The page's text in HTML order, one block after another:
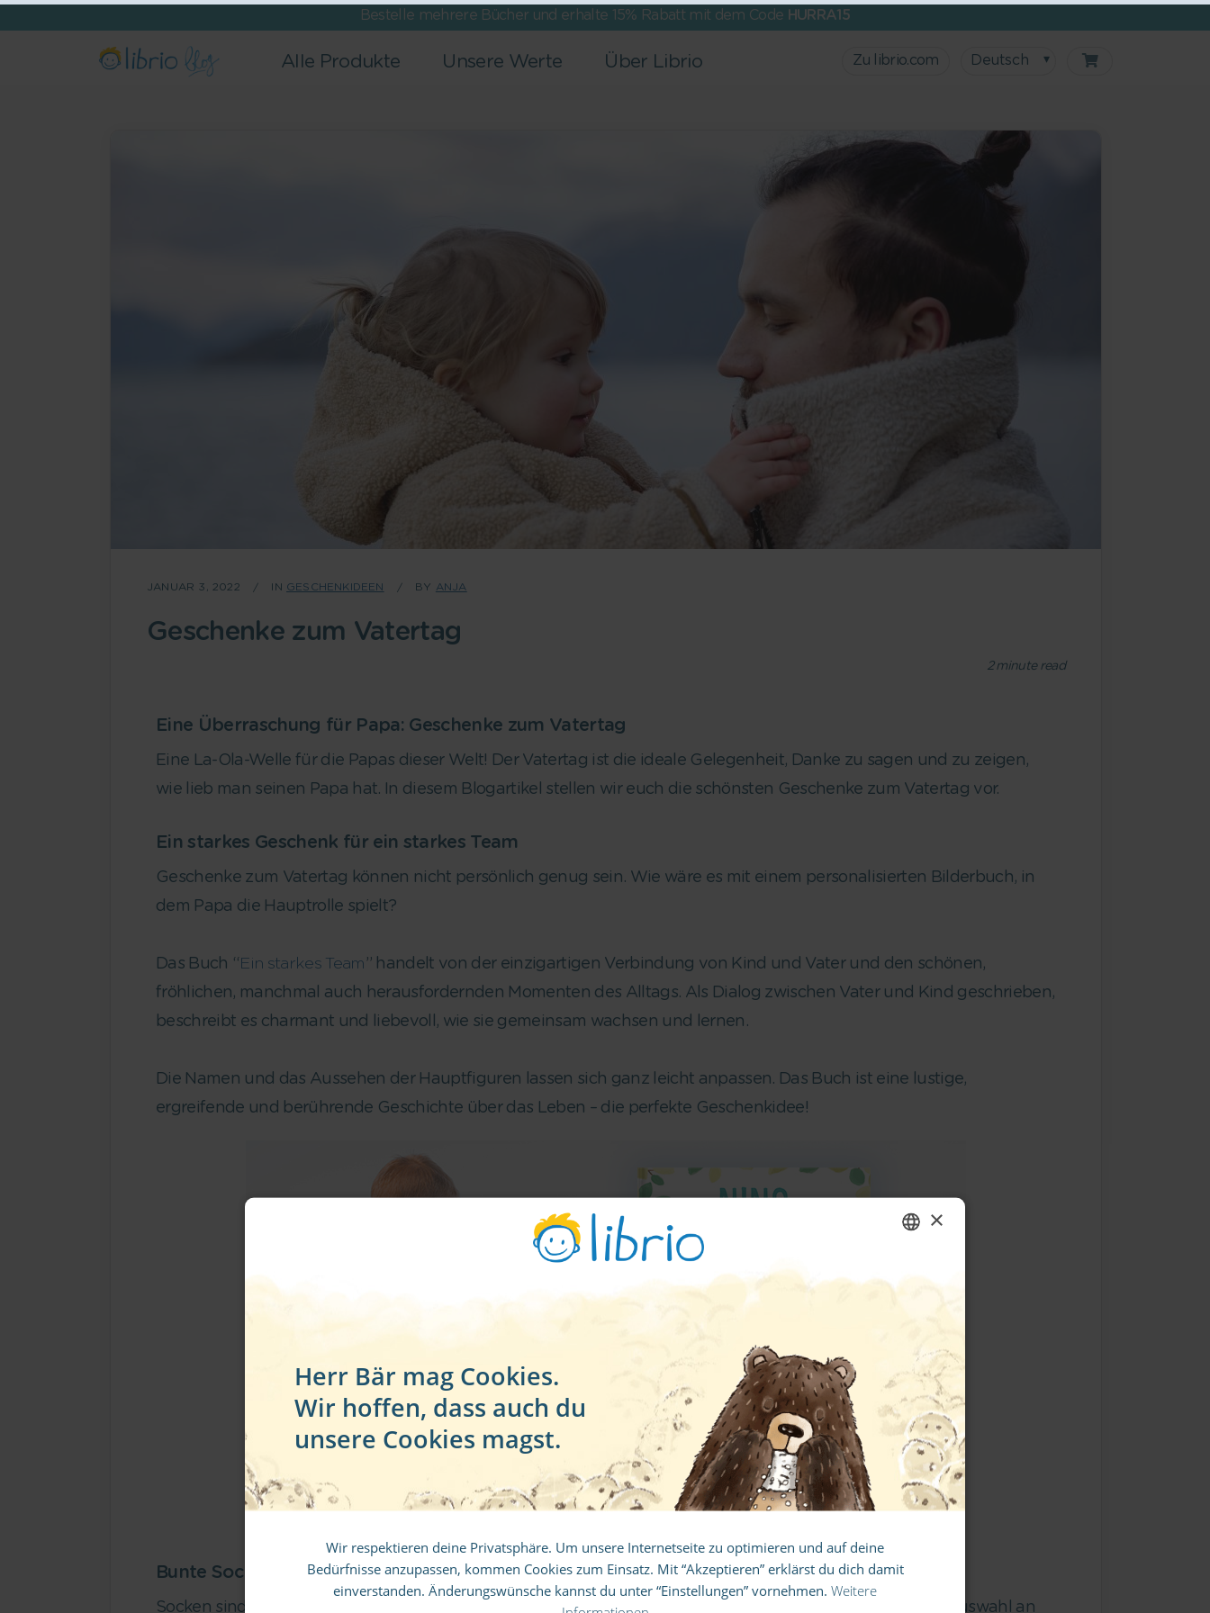
Bestelle mehrere Bücher und erhalte 15% Rabatt mit dem Code HURRA15
Alle Produkte Unsere Werte Über Librio Zu librio.com Deutsch
JANUAR 3, 2022 IN GESCHENKIDEEN BY ANJA
Geschenke zum Vatertag
2minute read
Eine Überraschung für Papa: Geschenke zum Vatertag
Eine La-Ola-Welle für die Papas dieser Welt! Der Vatertag ist die ideale Gelegenheit, Danke zu sagen und zu zeigen,
wie lieb man seinen Papa hat. In diesem Blogartikel stellen wir euch die schönsten Geschenke zum Vatertag vor.
Ein starkes Geschenk für ein starkes Team
Geschenke zum Vatertag können nicht persönlich genug sein. Wie wäre es mit einem personalisierten Bilderbuch, in
dem Papa die Hauptrolle spielt?
Das Buch “ Ein starkes Team ” handelt von der einzigartigen Verbindung von Kind und Vater und den schönen,
fröhlichen, manchmal auch herausfordernden Momenten des Alltags. Als Dialog zwischen Vater und Kind geschrieben,
beschreibt es charmant und liebevoll, wie sie gemeinsam wachsen und lernen.
Die Namen und das Aussehen der Hauptfiguren lassen sich ganz leicht anpassen. Das Buch ist eine lustige,
ergreifende und berührende Geschichte über das Leben – die perfekte Geschenkidee!
Jetzt Buch gestalten
Bunte Socken – farbenfrohe Geschenke zum Vatertag
Socken sind langweilig?! Nicht, wenn ihr sie bei dillysocks.combestellt! Im Webshop findet ihr eine große Auswahl an
FRENCH
ITALIAN
×
Herr Bär mag Cookies.
Wir hoffen, dass auch du
unsere Cookies magst.
Wir respektieren deine Privatsphäre. Um unsere Internetseite zu optimieren und auf deine
Bedürfnisse anzupassen, kommen Cookies zum Einsatz. Mit “Akzeptieren” erklärst du dich damit
einverstanden. Änderungswünsche kannst du unter “Einstellungen” vornehmen. Weitere
10% Rabatt auf deine erste Bestellung!
keinen Deal mehr.